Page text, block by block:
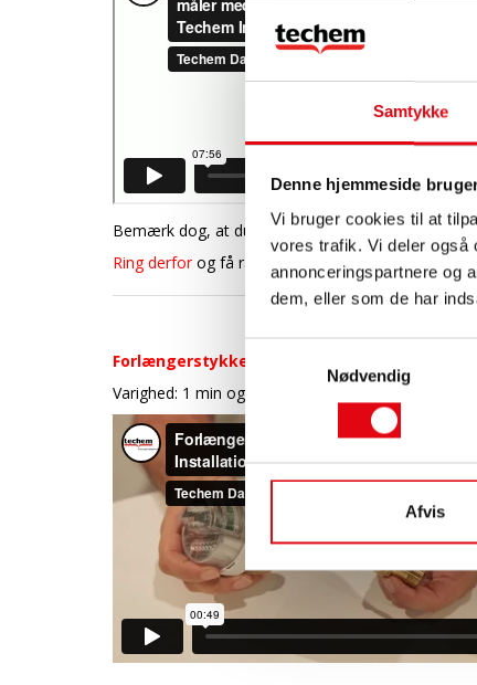
Samtykke
Denne hjemmeside
Vi bruger cookies til at
vores trafik. Vi deler også
annonceringspartnere og
dem, eller som de har
Nødvendig
Afvis
Bemærk dog, at du ikke kan købe TZ-målere i
Ring derforog få råd og vejledning hos vores
Forlængerstykke på 80 mm vandmåler
Varighed: 1 min og 43 sek.